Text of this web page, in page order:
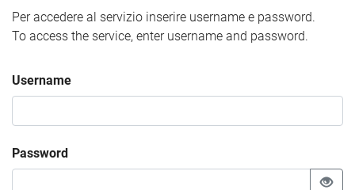
Per accedere al servizio inserire username e password.
To access the service, enter username and password.
Username
Password